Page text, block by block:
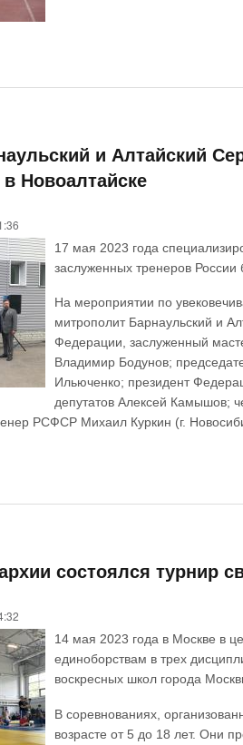
и Алтайский
Новоалтайске
17 мая 2023 года
заслуженных тренеров России
На мероприятии по
митрополит Барнаульский и
Федерации, заслуженный
Владимир Бодунов;
Ильюченко; президент
депутатов Алексей Камышов;
РСФСР Михаил Куркин (г.
состоялся турнир
14 мая 2023 года в Москве в
единоборствам в трех
воскресных школ города
В соревнованиях,
возрасте от 5 до 18 лет. Они